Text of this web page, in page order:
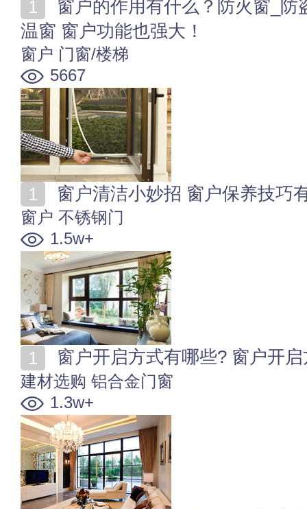
温窗 窗户功能也强大！
窗户 门窗/楼梯
5667
窗户清洁小妙招 窗户保养技巧
窗户 不锈钢门
1.5w+
窗户开启方式有哪些? 窗户开
建材选购 铝合金门窗
1.3w+